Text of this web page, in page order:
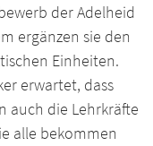
der Adelheid
ergänzen sie den
Einheiten.
erwartet, dass
auch die Lehrkräfte
alle bekommen